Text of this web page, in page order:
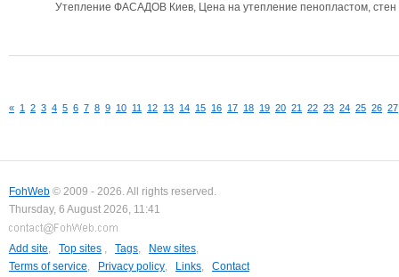
Утепление ФАСАДОВ Киев, Цена на утепление пенопластом, стен
« 1 2 3 4 5 6 7 8 9 10 11 12 13 14 15 16 17 18 19 20 21 22 23 24 25 26 27
FohWeb © 2009 - 2026. All rights reserved.
Thursday, 6 August 2026, 11:41
Add site, Top sites , Tags, New sites,
Terms of service, Privacy policy, Links, Contact